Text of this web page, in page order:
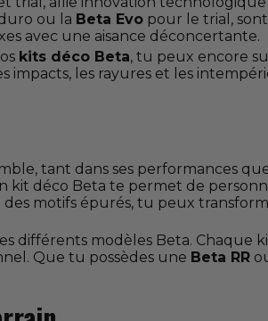
ou la Beta Evo pour le trial,
avec une aisance déconcertante.
kits déco Beta, tu peux encore
les rayures et les
tant dans ses performances
kit déco Beta te permet de
motifs épurés, tu peux
différents modèles Beta. Chaque
Que tu possèdes une Beta RR